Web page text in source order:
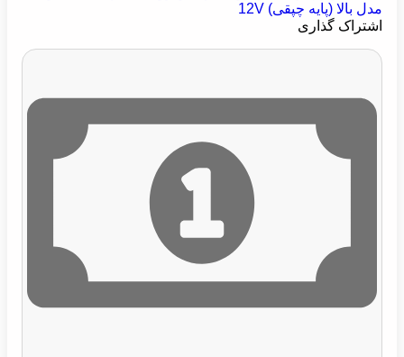
مدل بالا (پایه چپقی) 12V
اشتراک گذاری